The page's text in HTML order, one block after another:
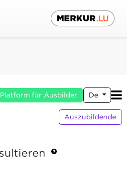
Platform für Ausbilder De
Auszubildende